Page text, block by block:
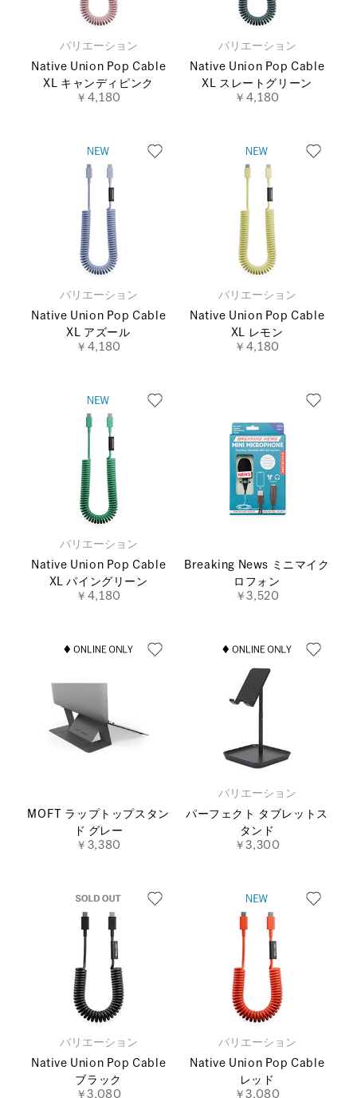
バリエーション
Native Union Pop Cable
XL キャンディピンク
￥4,180
バリエーション
Native Union Pop Cable
XL スレートグリーン
￥4,180
バリエーション
Native Union Pop Cable
XL アズール
￥4,180
バリエーション
Native Union Pop Cable
XL レモン
￥4,180
バリエーション
Native Union Pop Cable
XL パイングリーン
￥4,180
Breaking News ミニマイク
ロフォン
￥3,520
MOFT ラップトップスタン
ド グレー
￥3,380
バリエーション
パーフェクト タブレットス
タンド
￥3,300
バリエーション
Native Union Pop Cable
ブラック
￥3,080
バリエーション
Native Union Pop Cable
レッド
￥3,080